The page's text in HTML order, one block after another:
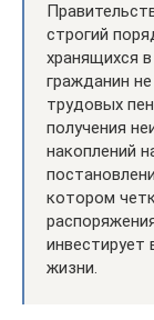
строгий
хранящихся
гражданин
трудовых
получения
накоплений
котором
инвестирует
жизни.